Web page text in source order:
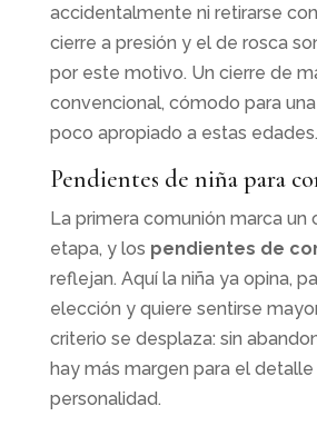
accidentalmente ni retirarse
cierre a presión y el de rosca
por este motivo. Un cierre de
convencional, cómodo para
poco apropiado a estas edades.
Pendientes de niña para
La primera comunión marca un
etapa, y los pendientes de
reflejan. Aquí la niña ya opina,
elección y quiere sentirse
criterio se desplaza: sin
hay más margen para el detalle
personalidad.